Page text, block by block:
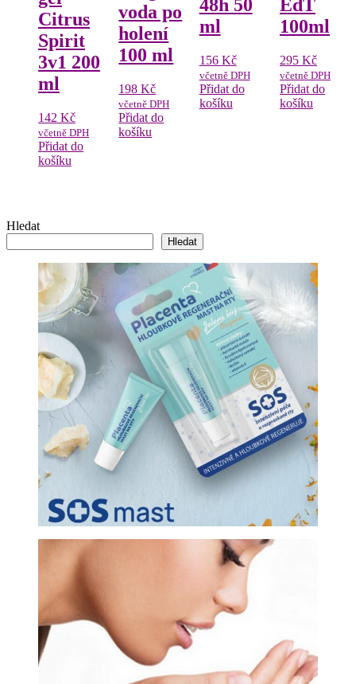
Citrus
Spirit
3v1 200
ml
142 Kč
včetně DPH
Přidat do
košíku
voda po
holení
100 ml
198Kč
včetně DPH
Přidat do
košíku
48h 50
ml
156 Kč
včetně DPH
Přidat do
košíku
EdT
100ml
295 Kč
včetně DPH
Přidat do
košíku
Hledat
Hledat